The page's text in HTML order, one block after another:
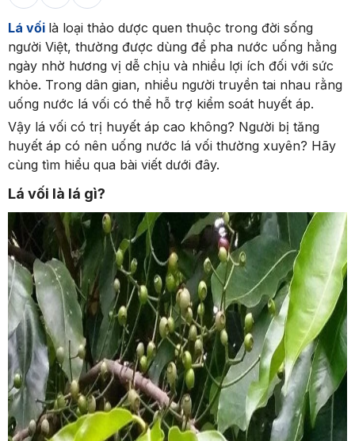
Lá vối là loại thảo dược quen thuộc trong đời sống
người Việt, thường được dùng để pha nước uống hằng
ngày nhờ hương vị dễ chịu và nhiều lợi ích đối với sức
khỏe. Trong dân gian, nhiều người truyền tai nhau rằng
uống nước lá vối có thể hỗ trợ kiểm soát huyết áp.
Vậy lá vối có trị huyết áp cao không? Người bị tăng
huyết áp có nên uống nước lá vối thường xuyên? Hãy
cùng tìm hiểu qua bài viết dưới đây.
Lá vối là lá gì?